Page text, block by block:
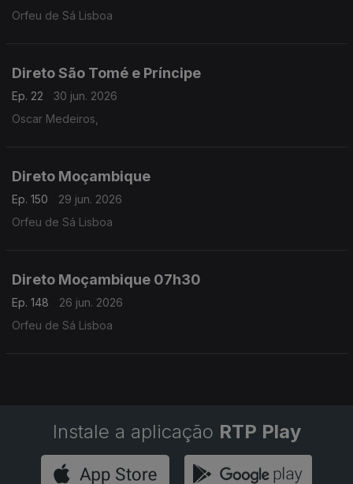
Orfeu de Sá Lisboa
Direto São Tomé e Príncipe
Ep. 22
30 jun. 2026
Oscar Medeiros,
Direto Moçambique
Ep. 150
29 jun. 2026
Orfeu de Sá Lisboa
Direto Moçambique 07h30
Ep. 148
26 jun. 2026
Orfeu de Sá Lisboa
Instale a aplicação RTP Play